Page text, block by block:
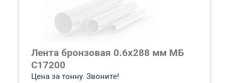
Лента бронзовая 0.6x288 мм МБ
С17200
Цена за тонну. Звоните!